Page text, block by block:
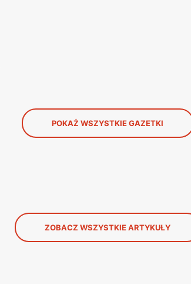
POKAŻ WSZYSTKIE GAZETKI
ZOBACZ WSZYSTKIE ARTYKUŁY